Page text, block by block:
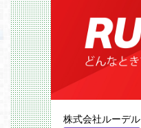
株式会社ルーデル